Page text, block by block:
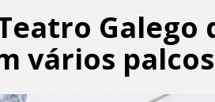
Galego
vários